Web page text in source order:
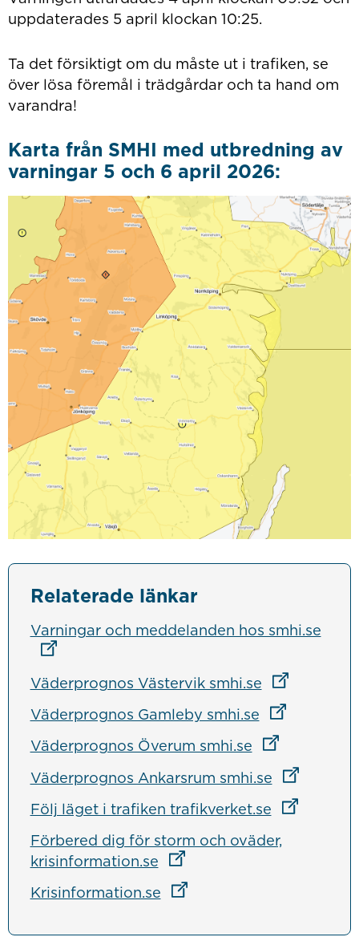
uppdaterades 5 april klockan 10:25.
Ta det försiktigt om du måste ut i trafiken, se
över lösa föremål i trädgårdar och ta hand om
varandra!
Karta från SMHI med utbredning av
varningar 5 och 6 april 2026:
Relaterade länkar
Varningar och meddelanden hos smhi.se
Väderprognos Västervik smhi.seLänk till
Väderprognos Gamleby smhi.seLänk till
Väderprognos Överum smhi.seLänk till
Väderprognos Ankarsrum smhi.seLänk till
Följ läget i trafiken trafikverket.seLänk till
Förbered dig för storm och oväder,
krisinformation.seLänk till annan webbplats
Krisinformation.seLänk till annan webbplats